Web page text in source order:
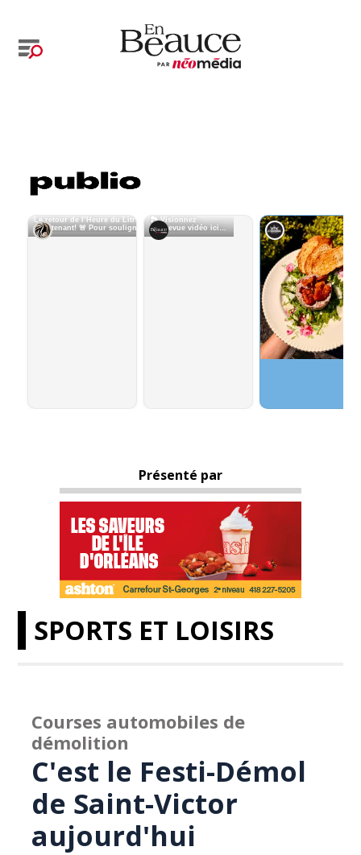
Présenté par
SPORTS ET LOISIRS
Courses automobiles de
démolition
C'est le Festi-Démol
de Saint-Victor
aujourd'hui